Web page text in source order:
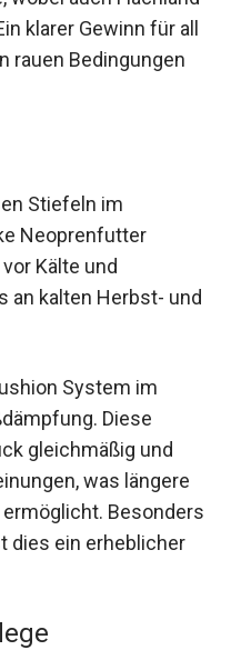
klarer Gewinn für all
rauen Bedingungen
Stiefeln im
Neoprenfutter
Kälte und
an kalten Herbst- und
System im
Diese
gleichmäßig und
was längere
Besonders
dies ein erheblicher